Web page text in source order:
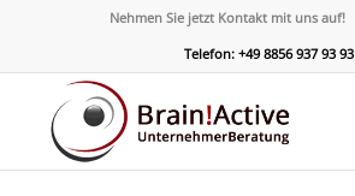
Nehmen Sie jetzt Kontakt mit uns auf!
Telefon: +49 8856 937 93 93